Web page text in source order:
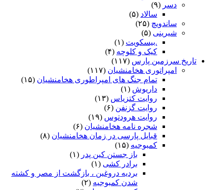
دسر (۹)
سالاد (۵)
ساندویچ (۲۵)
شیرینی (۵)
.بیسکویت (۱)
کیک و کلوچه (۴)
تاریخ سرزمین پارس (۱۱۷)
امپراتوری هخامنشیان (۱۱۷)
تمام جنگ های امپراطوری هخامنشیان (۱۵)
داریوش (۱)
روایت کتزیاس (۱۳)
روایت گزنفن (۶)
روایت هرودتوس (۱۹)
شجره نامه هخامنشیان (۶)
قبایل پارسی در زمان هخامنشیان (۸)
کمبوجیه (۱۵)
باز جستن کین پدر (۱)
برادر کشی (۱)
بردیه دروغین ، بازگشت از مصر و کشته
شدن کمبوجیه (۲)